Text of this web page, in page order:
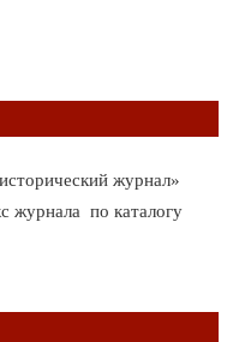
журнал»
журнала по каталогу